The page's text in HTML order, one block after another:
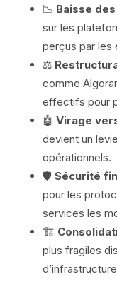
📉 Baisse
sur les
perçus par les
⚖️
comme
effectifs pour
🤖 Virage
devient un
opérationnels.
🛡️ Sécurité
pour les
services les
🏗️
plus fragiles